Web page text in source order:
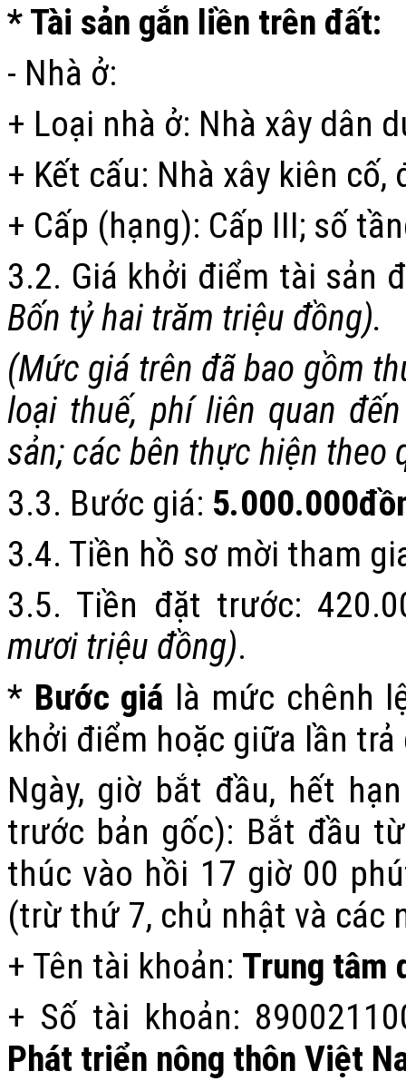
* Tài sản gắn liền trên đất:
- Nhà ở:
+ Loại nhà ở: Nhà xây dân
+ Kết cấu: Nhà xây kiên
+ Cấp (hạng): Cấp III; số
3.2. Giá khởi điểm tài sản
Bốn tỷ hai trăm triệu đồng).
(Mức giá trên đã bao gồm
loại thuế, phí liên quan
sản; các bên thực hiện theo
3.3. Bước giá: 5.000.000
3.4. Tiền hồ sơ mời tham
3.5. Tiền đặt trước:
mươi triệu đồng).
* Bước giá là mức chênh
khởi điểm hoặc giữa lần
Ngày, giờ bắt đầu, hết
trước bản gốc): Bắt đầu
thúc vào hồi 17 giờ 00
(trừ thứ 7, chủ nhật và các
+ Tên tài khoản: Trung tâm
+ Số tài khoản:
Phát triển nông thôn Việt